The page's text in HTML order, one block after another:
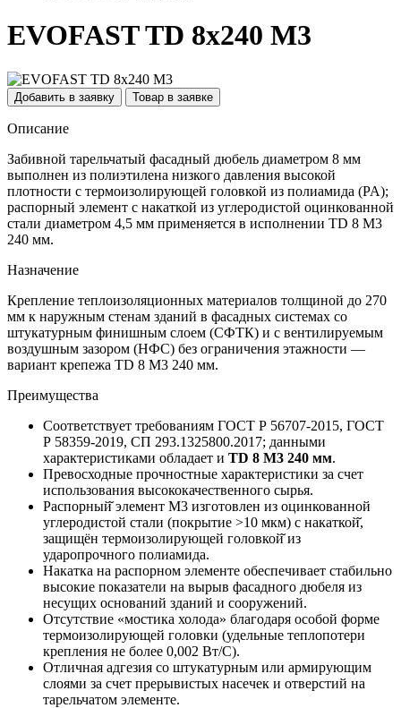
EVOFAST TD 8х240 М3
Добавить в заявку Товар в заявке
Описание
Забивной тарельчатый фасадный дюбель диаметром 8 мм
выполнен из полиэтилена низкого давления высокой
плотности с термоизолирующей головкой из полиамида (PA);
распорный элемент с накаткой из углеродистой оцинкованной
стали диаметром 4,5 мм применяется в исполнении TD 8 M3
240 мм.
Назначение
Крепление теплоизоляционных материалов толщиной до 270
мм к наружным стенам зданий в фасадных системах со
штукатурным финишным слоем (СФТК) и с вентилируемым
воздушным зазором (НФС) без ограничения этажности —
вариант крепежа TD 8 M3 240 мм.
Преимущества
Соответствует требованиям ГОСТ Р 56707-2015, ГОСТ
Р 58359-2019, СП 293.1325800.2017; данными
характеристиками обладает и TD 8 M3 240 мм.
Превосходные прочностные характеристики за счет
использования высококачественного сырья.
Распорный̆ элемент М3 изготовлен из оцинкованной
углеродистой стали (покрытие >10 мкм) с накаткой̆,
защищён термоизолирующей головкой̆ из
ударопрочного полиамида.
Накатка на распорном элементе обеспечивает стабильно
высокие показатели на вырыв фасадного дюбеля из
несущих оснований зданий и сооружений.
Отсутствие «мостика холода» благодаря особой форме
термоизолирующей головки (удельные теплопотери
крепления не более 0,002 Вт/C).
Отличная адгезия со штукатурным или армирующим
слоями за счет прерывистых насечек и отверстий на
тарельчатом элементе.